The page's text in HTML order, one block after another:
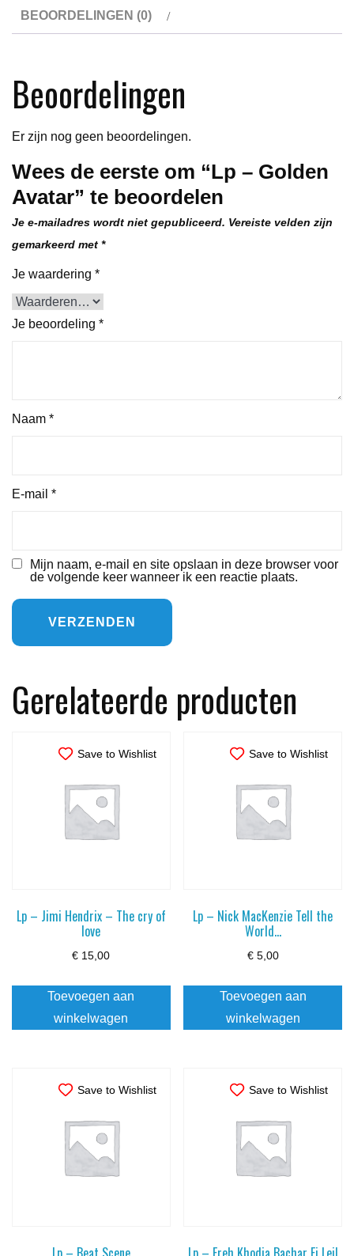
BEOORDELINGEN (0)
Beoordelingen
Er zijn nog geen beoordelingen.
Wees de eerste om “Lp – Golden
Avatar” te beoordelen
Je e-mailadres wordt niet gepubliceerd. Vereiste velden zijn
gemarkeerd met *
Je waardering *
Je beoordeling *
Naam *
E-mail *
Mijn naam, e-mail en site opslaan in deze browser voor
de volgende keer wanneer ik een reactie plaats.
Gerelateerde producten
Save to Wishlist
Lp – Jimi Hendrix – The cry of
love
€ 15,00
Toevoegen aan
winkelwagen
Save to Wishlist
Lp – Nick MacKenzie Tell the
World…
€5,00
Toevoegen aan
winkelwagen
Save to Wishlist Save to Wishlist